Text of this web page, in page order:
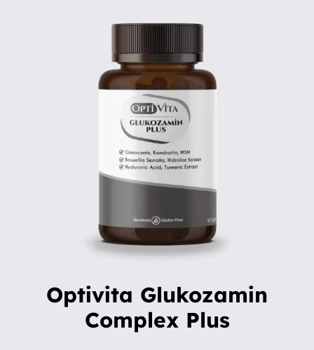
Optivita Glukozamin
Complex Plus